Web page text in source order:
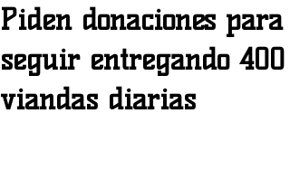
Piden donaciones para
seguir entregando 400
viandas diarias